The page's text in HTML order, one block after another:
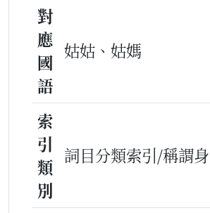
對
應
國
語
姑姑、姑媽
索
引
類
別
詞目分類索引/稱謂